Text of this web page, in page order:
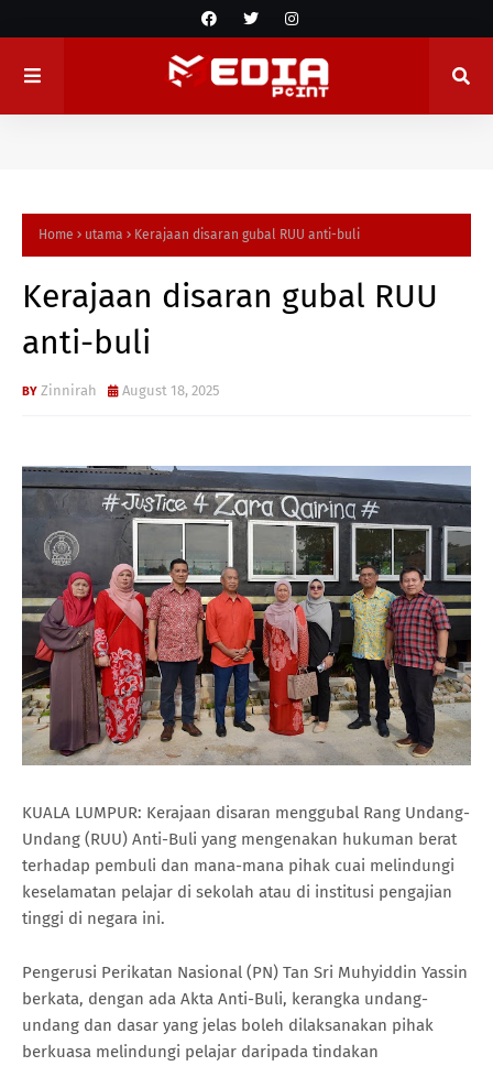
Home utama Kerajaan disaran gubal RUU anti-buli
Kerajaan disaran gubal RUU
anti-buli
Zinnirah August 18, 2025
KUALA LUMPUR: Kerajaan disaran menggubal Rang Undang-
Undang (RUU) Anti-Buli yang mengenakan hukuman berat
terhadap pembuli dan mana-mana pihak cuai melindungi
keselamatan pelajar di sekolah atau di institusi pengajian
tinggi di negara ini.
Pengerusi Perikatan Nasional (PN) Tan Sri Muhyiddin Yassin
berkata, dengan ada Akta Anti-Buli, kerangka undang-
undang dan dasar yang jelas boleh dilaksanakan pihak
berkuasa melindungi pelajar daripada tindakan